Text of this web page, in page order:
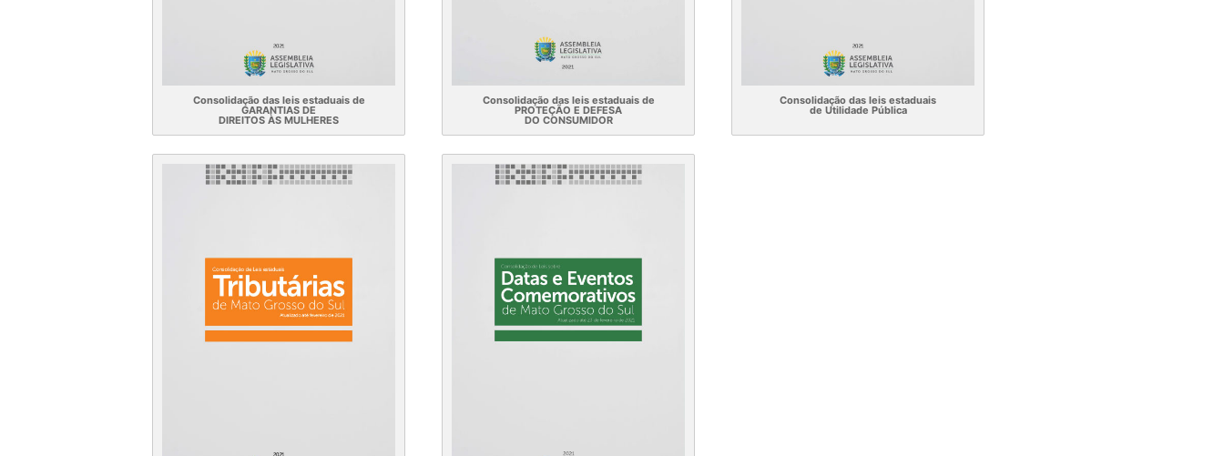
Consolidação das leis estaduais de
GARANTIAS DE
DIREITOS ÀS MULHERES
Consolidação das leis estaduais de
PROTEÇÃO E DEFESA
DO CONSUMIDOR
Consolidação das leis estaduais
de Utilidade Pública